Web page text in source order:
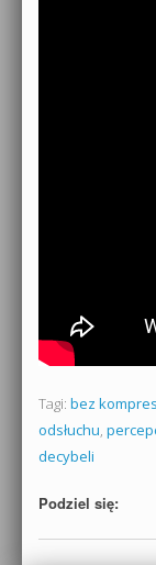
Tagi: bez
odsłuchu,
decybeli
Podziel się: